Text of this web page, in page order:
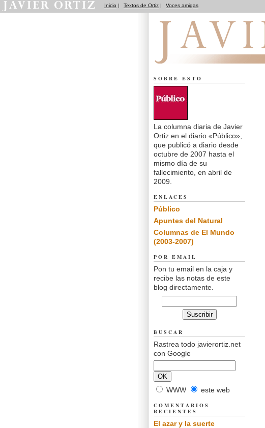
Inicio | Textos de Ortiz | Voces amigas
SOBRE ESTO
La columna diaria de Javier
Ortiz en el diario «Público»,
que publicó a diario desde
octubre de 2007 hasta el
mismo día de su
fallecimiento, en abril de
2009.
ENLACES
Público
Apuntes del Natural
Columnas de El Mundo
(2003-2007)
POR EMAIL
Pon tu email en la caja y
recibe las notas de este
blog directamente.
BUSCAR
Rastrea todo javierortiz.net
con Google
WWW este web
COMENTARIOS
RECIENTES
El azar y la suerte